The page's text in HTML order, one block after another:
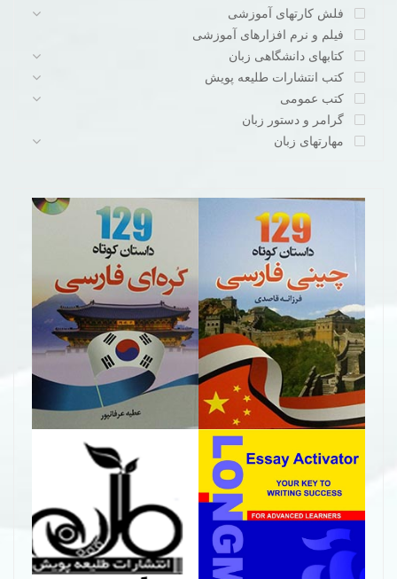
فلش کارتهای آموزشی
فیلم و نرم افزارهای آموزشی
کتابهای دانشگاهی زبان
کتب انتشارات طلیعه پویش
کتب عمومی
گرامر و دستور زبان
مهارتهای زبان